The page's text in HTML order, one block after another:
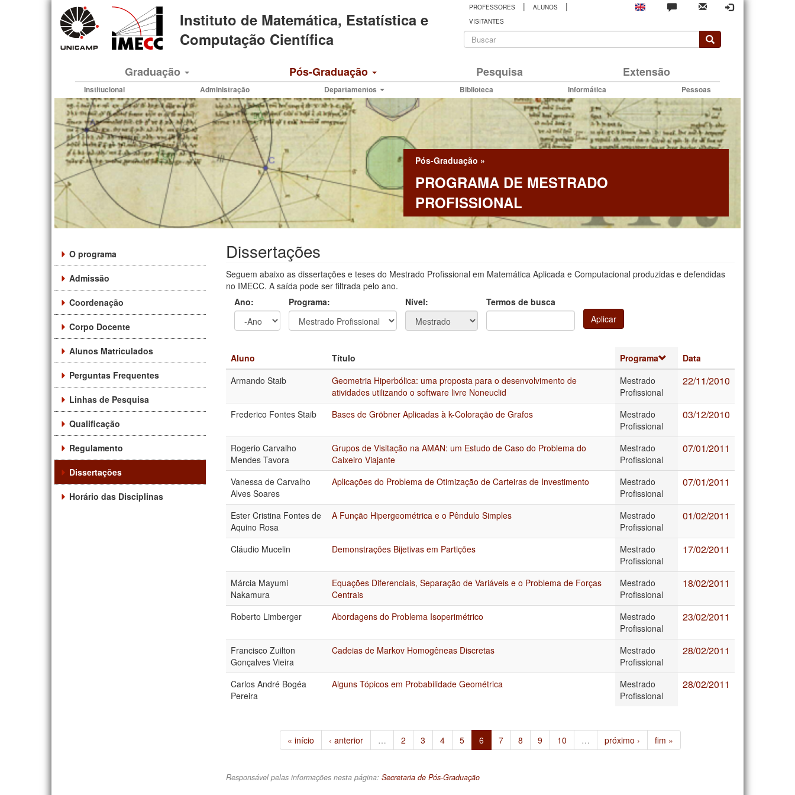
Instituto de Matemática, Estatística e
Computação Científica
PROFESSORES | ALUNOS |
VISITANTES
Formulário
busca
Graduação Pós-Graduação Pesquisa Extensão
Institucional Administração Departamentos Biblioteca Informática Pessoas
Pós-Graduação »
PROGRAMA DE MESTRADO
PROFISSIONAL
O programa
Admissão
Coordenação
Corpo Docente
Alunos Matriculados
Perguntas Frequentes
Linhas de Pesquisa
Qualificação
Regulamento
Dissertações
Horário das Disciplinas
Dissertações
Seguem abaixo as dissertações e teses do Mestrado Profissional em Matemática Aplicada e Computacional produzidas e defendidas
no IMECC. A saída pode ser filtrada pelo ano.
Ano:
Programa: Nível:
Termos de busca
Aplicar
Aluno Título Programa
Data
Armando Staib
Geometria Hiperbólica: uma proposta para o desenvolvimento de
atividades utilizando o software livre Noneuclid
Mestrado
Profissional
22/11/2010
Frederico Fontes Staib Bases de Gröbner Aplicadas à k-Coloração de Grafos
Mestrado
Profissional
03/12/2010
Rogerio Carvalho
Mendes Tavora
Grupos de Visitação na AMAN: um Estudo de Caso do Problema do
Caixeiro Viajante
Mestrado
Profissional
07/01/2011
Vanessa de Carvalho
Alves Soares
Aplicações do Problema de Otimização de Carteiras de Investimento
Mestrado
Profissional
07/01/2011
Ester Cristina Fontes de
Aquino Rosa
A Função Hipergeométrica e o Pêndulo Simples
Mestrado
Profissional
01/02/2011
Cláudio Mucelin Demonstrações Bijetivas em Partições
Mestrado
Profissional
17/02/2011
Márcia Mayumi
Nakamura
Equações Diferenciais, Separação de Variáveis e o Problema de Forças
Centrais
Mestrado
Profissional
18/02/2011
Roberto Limberger Abordagens do Problema Isoperimétrico
Mestrado
Profissional
23/02/2011
Francisco Zuilton
Gonçalves Vieira
Cadeias de Markov Homogêneas Discretas
Mestrado
Profissional
28/02/2011
Carlos André Bogéa
Pereira
Alguns Tópicos em Probabilidade Geométrica
Mestrado
Profissional
28/02/2011
« início ‹ anterior … 2 3 4 5 6 7 8 9 10 … próximo › fim »
Responsável pelas informações nesta página: Secretaria de Pós-Graduação